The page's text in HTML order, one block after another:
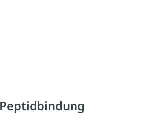
Peptidbindung